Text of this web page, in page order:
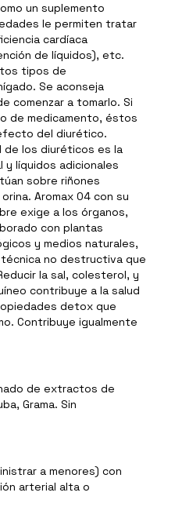
un suplemento
le permiten tratar
cardíaca
de líquidos), etc.
tipos de
Se aconseja
comenzar a tomarlo. Si
de medicamento, éstos
del diurético.
de los diuréticos es la
y líquidos adicionales
sobre riñones
Aromax 04 con su
exige a los órganos,
con plantas
y medios naturales,
no destructiva que
la sal, colesterol, y
contribuye a la salud
detox que
Contribuye igualmente
de extractos de
Grama. Sin
a menores) con
arterial alta o